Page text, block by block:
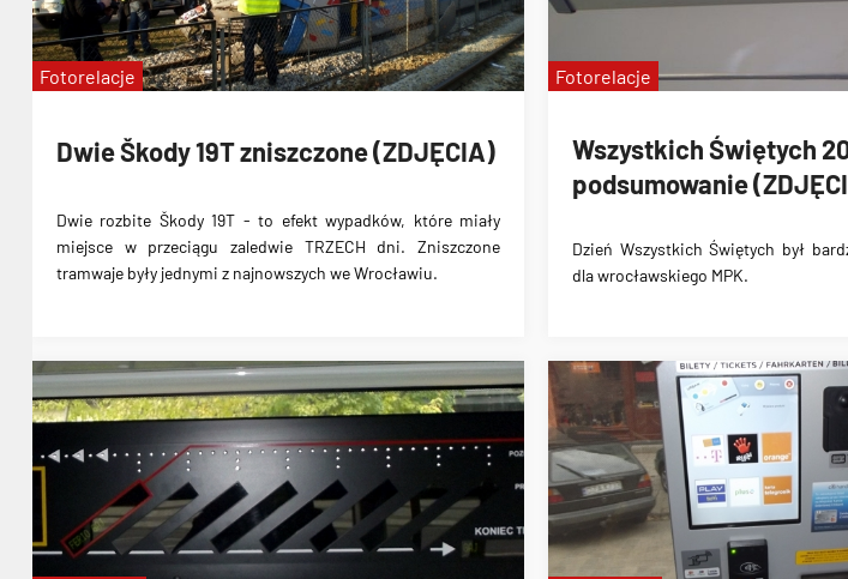
Dwie Škody 19T zniszczone (ZDJĘCIA)
Dwie rozbite Škody 19T - to efekt wypadków, które miały
miejsce w przeciągu zaledwie TRZECH dni. Zniszczone
tramwaje były jednymi z najnowszych we Wrocławiu.
Fotorelacje
Wszystkich Świętych
podsumowanie
Dzień Wszystkich Świętych był
dla wrocławskiego MPK.
Fotorelacje